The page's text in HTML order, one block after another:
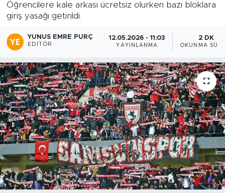
Öğrencilere kale arkası ücretsiz olurken bazı bloklara
giriş yasağı getirildi.
YUNUS EMRE PURÇ
EDITÖR
12.05.2026 - 11:03
YAYINLANMA
2 DK
OKUNMA
Tüm Manşetler
Son Dakika Haberleri